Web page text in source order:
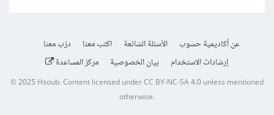
عن أكاديمية حسوب الأسئلة الشائعة اكتب معنا
درّب معنا
إرشادات الاستخدام
بيان الخصوصية مركز المساعدة
© 2025Hsoub.Content licensed underCC BY-NC-SA 4.0unless mentioned
otherwise.